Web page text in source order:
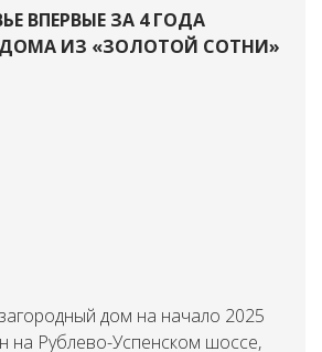
ВПЕРВЫЕ ЗА 4 ГОДА
ИЗ «ЗОЛОТОЙ СОТНИ»
дом на начало 2025
на Рублево-Успенском шоссе,